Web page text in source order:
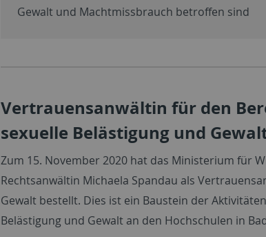
Gewalt und Machtmissbrauch betroffen sind
Vertrauensanwältin für den
sexuelle Belästigung und
Zum 15. November 2020 hat das Ministerium für
Rechtsanwältin Michaela Spandau als
Gewalt bestellt. Dies ist ein Baustein der
Belästigung und Gewalt an den Hochschulen in